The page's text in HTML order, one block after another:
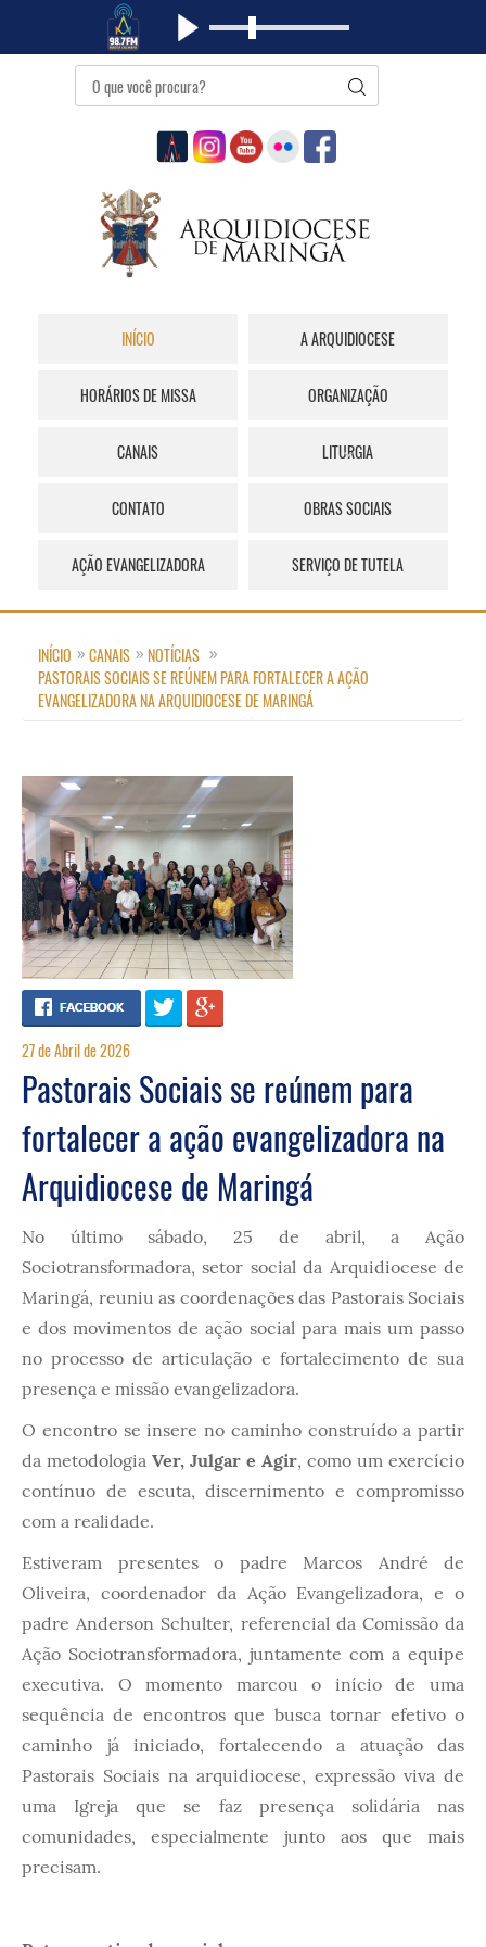
INÍCIO A ARQUIDIOCESE
HORÁRIOS DE MISSA ORGANIZAÇÃO
CANAIS LITURGIA
CONTATO OBRAS SOCIAIS
AÇÃO EVANGELIZADORA SERVIÇO DE TUTELA
INÍCIO CANAIS
NOTÍCIAS
PASTORAIS SOCIAIS SE REÚNEM PARA FORTALECER A AÇÃO
EVANGELIZADORA NA ARQUIDIOCESE DE MARINGÁ
27 de Abril de 2026
Pastorais Sociais se reúnem para
fortalecer a ação evangelizadora na
Arquidiocese de Maringá
No último sábado, 25 de abril, a Ação
Sociotransformadora, setor social da Arquidiocese de
Maringá, reuniu as coordenações das Pastorais Sociais
e dos movimentos de ação social para mais um passo
no processo de articulação e fortalecimento de sua
presença e missão evangelizadora.
O encontro se insere no caminho construído a partir
da metodologia Ver, Julgar e Agir, como um exercício
contínuo de escuta, discernimento e compromisso
com a realidade.
Estiveram presentes o padre Marcos André de
Oliveira, coordenador da Ação Evangelizadora, e o
padre Anderson Schulter, referencial da Comissão da
Ação Sociotransformadora, juntamente com a equipe
executiva. O momento marcou o início de uma
sequência de encontros que busca tornar efetivo o
caminho já iniciado, fortalecendo a atuação das
Pastorais Sociais na arquidiocese, expressão viva de
uma Igreja que se faz presença solidária nas
comunidades, especialmente junto aos que mais
precisam.